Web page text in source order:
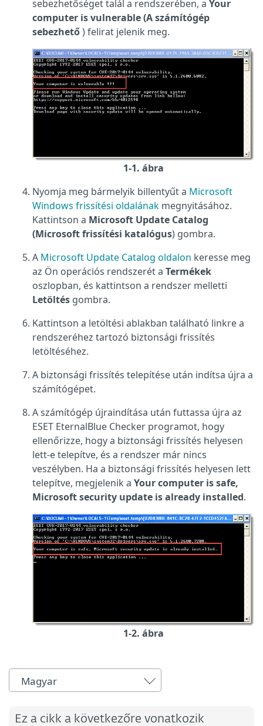
sebezhetőséget talál a rendszerében, a Your
computer is vulnerable (A számítógép
sebezhető) felirat jelenik meg.
1-1. ábra
Nyomja meg bármelyik billentyűt a Microsoft
Windows frissítési oldalának megnyitásához.
Kattintson a Microsoft Update Catalog
(Microsoft frissítési katalógus) gombra.
A Microsoft Update Catalog oldalon keresse meg
az Ön operációs rendszerét a Termékek
oszlopban, és kattintson a rendszer melletti
Letöltés gombra.
Kattintson a letöltési ablakban található linkre a
rendszeréhez tartozó biztonsági frissítés
letöltéséhez.
A biztonsági frissítés telepítése után indítsa újra a
számítógépet.
A számítógép újraindítása után futtassa újra az
ESET EternalBlue Checker programot, hogy
ellenőrizze, hogy a biztonsági frissítés helyesen
lett-e telepítve, és a rendszer már nincs
veszélyben. Ha a biztonsági frissítés helyesen lett
telepítve, megjelenik a Your computer is safe,
Microsoft security update is already installed.
1-2. ábra
Magyar
Ez a cikk a következőre vonatkozik